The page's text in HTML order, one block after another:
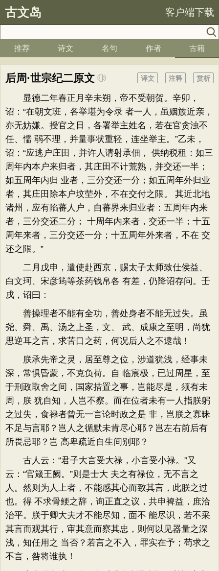
古文岛 客户端下载
推荐 诗文 名句 作者 古籍
后周·世宗纪二原文 赏析
注释
译文
显德二年春正月辛未朔，帝不受朝贺。辛卯，
诏：“在朝文班，各举堪为令录 者一人，虽姻族近亲，
亦无妨嫌。授官之日，各署举主姓名，若在官贪浊不
任、懦 弱不理，并量事状重轻，连坐举主。”乙未，
诏：“应逃户庄田，并许人请射承佃， 供纳税租：如三
周年内本户来归者，其庄田不计荒熟，并交还一半；
如五周年内归 业者，三分交还一分；如五周年外归业
者，其庄田除本户坟茔外，不在交付之限。 其近北地
诸州，应有陷蕃人户，自蕃界来归业者：五周年内来
者，三分交还二分； 十周年内来者，交还一半；十五
周年来者，三分交还一分；十五周年外来者，不在 交
还之限。”
二月戊申，遣使赴西京，赐太子太师致仕侯益、
白文珂、宋彦筠等茶药钱帛各 有差，仍降诏存问。壬
戌，诏曰：
善操理者不能有全功，善处身者不能无过失。虽
尧、舜、禹、汤之上圣，文、 武、成康之至明，尚犹
思逆耳之言，求苦口之药，何况后人之不逮哉！
朕承先帝之灵，居至尊之位，涉道犹浅，经事未
深，常惧昏蒙，不克负荷。自 临宸极，已过周星，至
于刑政取舍之间，国家措置之事，岂能尽是，须有未
周，朕 犹自知，人岂不察。而在位者未有一人指朕躬
之过失，食禄者曾无一言论时政之是 非，岂朕之寡昧
不足与言耶？岂人之循默未肯尽心耶？岂左右前后有
所畏忌耶？岂 高卑疏近自生间别耶？
古人云：“君子大言受大禄，小言受小禄。”又
云：“官箴王阙。”则是士大 夫之有禄位，无不言之
人。然则为人上者，不能感其心而致其言，此朕之过
也。得 不求骨鲠之辞，询正直之议，共申裨益，庶洽
治平。朕于卿大夫才不能尽知，面不 能尽识，若不采
其言而观其行，审其意而察其忠，则何以见器量之深
浅，知任用之 当否？若言之不入，罪实在予；苟求之
不言，咎将谁执！